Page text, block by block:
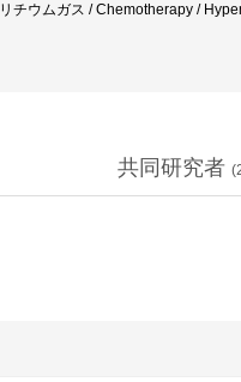
チウムガス / Chemotherapy /
共同研究者 (